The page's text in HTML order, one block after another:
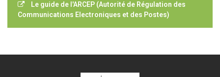
Le guide de l'ARCEP (Autorité de Régulation des
Communications Electroniques et des Postes)